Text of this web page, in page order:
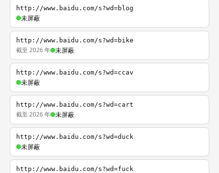
http://www.baidu.com/s?wd=blog
未屏蔽
http://www.baidu.com/s?wd=bike
截至 2026 年 未屏蔽
http://www.baidu.com/s?wd=ccav
未屏蔽
http://www.baidu.com/s?wd=cart
截至 2026 年 未屏蔽
http://www.baidu.com/s?wd=duck
未屏蔽
http://www.baidu.com/s?wd=fuck